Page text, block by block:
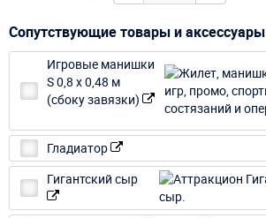
Сопутствующие товары и аксессуары
Игровые манишки
S 0,8 х 0,48 м
(сбоку завязки)
Гладиатор
Гигантский сыр